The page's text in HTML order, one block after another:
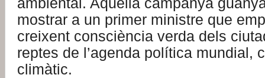
mostrar a un primer ministre que
creixent consciència verda dels
reptes de l’agenda política mundial,
climàtic.